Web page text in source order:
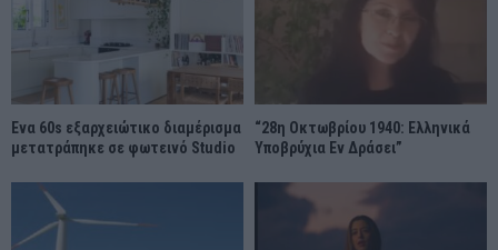
Ένα 60s εξαρχειώτικο διαμέρισμα
μετατράπηκε σε φωτεινό Studio
“28η Οκτωβρίου 1940: Ελληνικά
Υποβρύχια Εν Δράσει”